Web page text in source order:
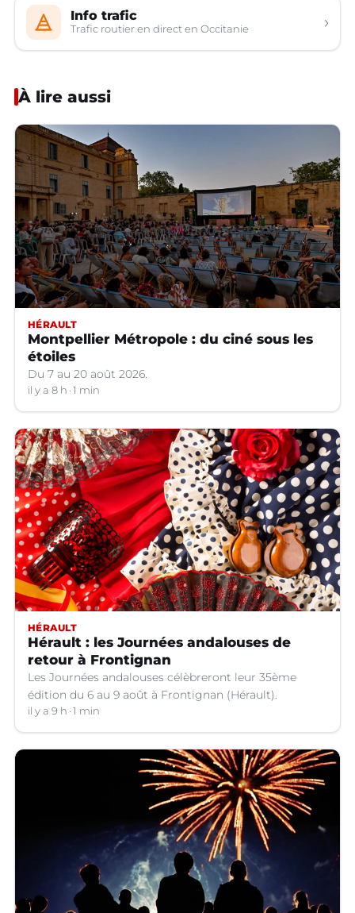
Info trafic
Trafic routier en direct en Occitanie ›
À lire aussi
HÉRAULT
Montpellier Métropole : du ciné sous les
étoiles
Du 7 au 20 août 2026.
il y a 8 h 1 min
HÉRAULT
Hérault : les Journées andalouses de
retour à Frontignan
Les Journées andalouses célèbreront leur 35ème
édition du 6 au 9 août à Frontignan (Hérault).
il y a 9 h 1 min